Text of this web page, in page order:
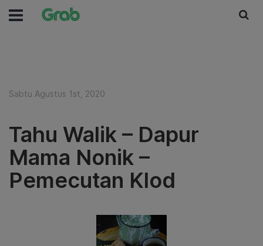
Sabtu Agustus 1st, 2020
Tahu Walik – Dapur
Mama Nonik –
Pemecutan Klod